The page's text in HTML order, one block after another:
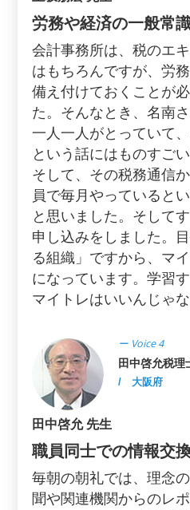
労務や経済の一般常
会計事務所は、税のエ
はもちろんですが、労
備え付けておくことが
た。そんなとき、名南
一人一人がとっていて
という話にはものすご
そして、その税務通信
員で毎月やっていると
と思いました。そして
申し込みをしました。
る組織」ですから、マ
になっています。学習
マイトレはいいんじゃ
ー Voice 4
田中啓允税理
/ 大阪府
田中啓允 先生
職員同士での情報交
毎朝の朝礼では、理念
聞や関連機関からのレ